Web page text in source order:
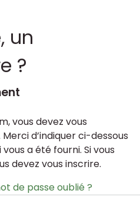
un
?
vous devez vous
d’indiquer ci-dessous
a été fourni. Si vous
devez vous inscrire.
de passe oublié ?